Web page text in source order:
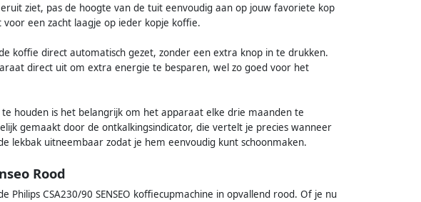
ziet, pas de hoogte van de tuit eenvoudig aan op jouw favoriete kop
een zacht laagje op ieder kopje koffie.
koffie direct automatisch gezet, zonder een extra knop in te drukken.
direct uit om extra energie te besparen, wel zo goed voor het
houden is het belangrijk om het apparaat elke drie maanden te
gemaakt door de ontkalkingsindicator, die vertelt je precies wanneer
lekbak uitneembaar zodat je hem eenvoudig kunt schoonmaken.
Rood
CSA230/90 SENSEO koffiecupmachine in opvallend rood. Of je nu